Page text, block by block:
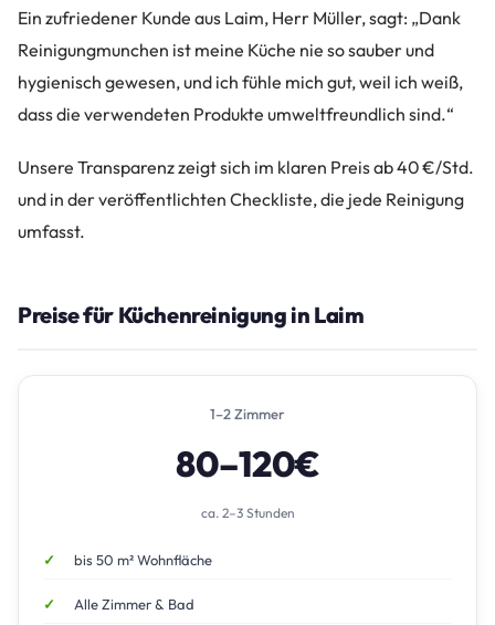
Ein zufriedener Kunde aus Laim, Herr Müller, sagt: „Dank
Reinigungmunchen ist meine Küche nie so sauber und
hygienisch gewesen, und ich fühle mich gut, weil ich weiß,
dass die verwendeten Produkte umweltfreundlich sind.“
Unsere Transparenz zeigt sich im klaren Preis ab 40 €/Std.
und in der veröffentlichten Checkliste, die jede Reinigung
umfasst.
Preise für Küchenreinigung in Laim
1–2 Zimmer
80–120€
ca. 2–3 Stunden
bis 50 m² Wohnfläche
Alle Zimmer & Bad